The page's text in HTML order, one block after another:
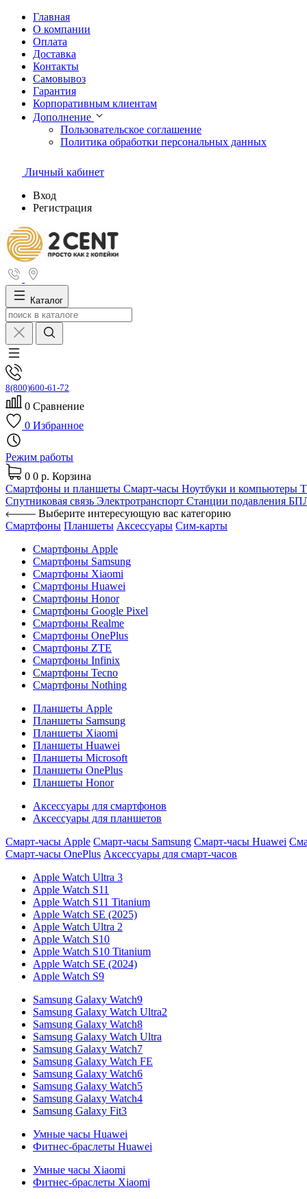
Главная
О компании
Оплата
Доставка
Контакты
Самовывоз
Гарантия
Корпоративным клиентам
Дополнение
Пользовательское соглашение
Политика обработки персональных данных
Личный кабинет
Вход
Регистрация
Каталог
8(800)600-61-72
0 Сравнение
0 Избранное
Режим работы
0 0 р. Корзина
Смартфоны и планшеты Смарт-часы Ноутбуки и компьютеры
Спутниковая связь Электротранспорт Станции подавления
Выберите интересующую вас категорию
Смартфоны Планшеты Аксессуары Сим-карты
Смартфоны Apple
Смартфоны Samsung
Смартфоны Xiaomi
Смартфоны Huawei
Смартфоны Honor
Смартфоны Google Pixel
Смартфоны Realme
Смартфоны OnePlus
Смартфоны ZTE
Смартфоны Infinix
Смартфоны Tecno
Смартфоны Nothing
Планшеты Apple
Планшеты Samsung
Планшеты Xiaomi
Планшеты Huawei
Планшеты Microsoft
Планшеты OnePlus
Планшеты Honor
Аксессуары для смартфонов
Аксессуары для планшетов
Смарт-часы Apple Смарт-часы Samsung Смарт-часы Huawei
Смарт-часы OnePlus Аксессуары для смарт-часов
Apple Watch Ultra 3
Apple Watch S11
Apple Watch S11 Titanium
Apple Watch SE (2025)
Apple Watch Ultra 2
Apple Watch S10
Apple Watch S10 Titanium
Apple Watch SE (2024)
Apple Watch S9
Samsung Galaxy Watch9
Samsung Galaxy Watch Ultra2
Samsung Galaxy Watch8
Samsung Galaxy Watch Ultra
Samsung Galaxy Watch7
Samsung Galaxy Watch FE
Samsung Galaxy Watch6
Samsung Galaxy Watch5
Samsung Galaxy Watch4
Samsung Galaxy Fit3
Умные часы Huawei
Фитнес-браслеты Huawei
Умные часы Xiaomi
Фитнес-браслеты Xiaomi